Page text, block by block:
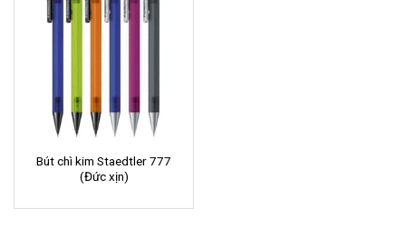
Bút chì kim Staedtler 777
(Đức xịn)